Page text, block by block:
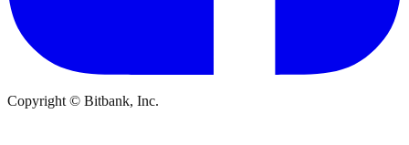
Copyright © Bitbank, Inc.